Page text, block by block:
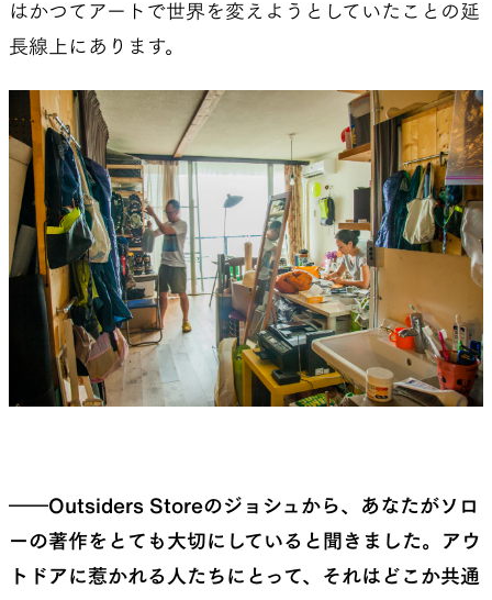
はかつてアートで世界を変えようとしていたことの延
長線上にあります。
――Outsiders Storeのジョシュから、あなたがソロ
ーの著作をとても大切にしていると聞きました。アウ
トドアに惹かれる人たちにとって、それはどこか共通